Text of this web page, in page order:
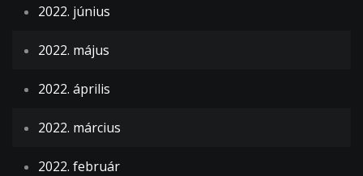
2022. június
2022. május
2022. április
2022. március
2022. február